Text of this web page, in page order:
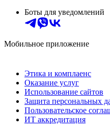
Боты для уведомлений
Мобильное приложение
Этика и комплаенс
Оказание услуг
Использование сайтов
Защита персональных
Пользовательское
ИТ аккредитация